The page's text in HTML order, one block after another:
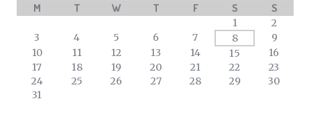
calendar
events
M T W T F S S
1
2
3
4 5 6 7 8
9
10
11 12 13 14 15
16
17
18 19 20 21 22
23
24
25 26 27 28 29
30
31